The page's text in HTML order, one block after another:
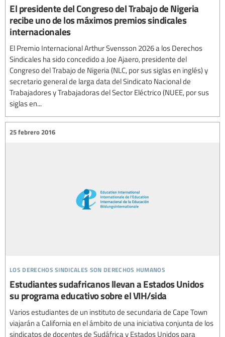
El presidente del Congreso del Trabajo de Nigeria
recibe uno de los máximos premios sindicales
internacionales
El Premio Internacional Arthur Svensson 2026 a los Derechos
Sindicales ha sido concedido a Joe Ajaero, presidente del
Congreso del Trabajo de Nigeria (NLC, por sus siglas en inglés) y
secretario general de larga data del Sindicato Nacional de
Trabajadores y Trabajadoras del Sector Eléctrico (NUEE, por sus
siglas en...
los derechos sindicales son derechos humanos
25 febrero 2016
Estudiantes sudafricanos llevan a Estados Unidos
su programa educativo sobre el VIH/sida
Varios estudiantes de un instituto de secundaria de Cape Town
viajarán a California en el ámbito de una iniciativa conjunta de los
sindicatos de docentes de Sudáfrica y Estados Unidos para